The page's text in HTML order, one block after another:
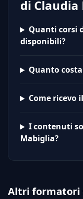
di
Quanti corsi
disponibili?
Quanto
Come ricevo
I contenuti
Mabiglia?
Altri formatori